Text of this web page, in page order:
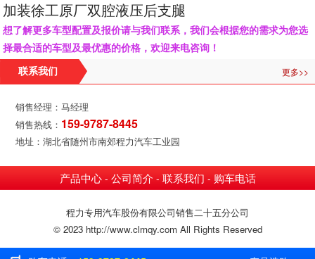
加装徐工原厂双腔液压后支腿
想了解更多车型配置及报价请与我们联系，我们会根据您的需求为您选
择最合适的车型及最优惠的价格，欢迎来电咨询！
联系我们 更多>>
销售经理：马经理
销售热线： 159-9787-8445
地址：湖北省随州市南郊程力汽车工业园
产品中心- 公司简介 - 联系我们 - 购车电话
程力专用汽车股份有限公司销售二十五分公司
© 2023 http://www.clmqy.com All Rights Reserved